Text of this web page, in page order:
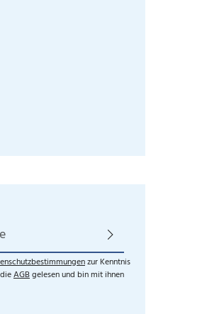
zur Kenntnis
AGBgelesen und bin mit ihnen